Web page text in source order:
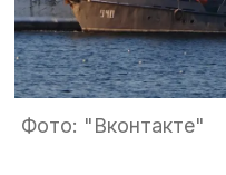
Фото: "Вконтакте"